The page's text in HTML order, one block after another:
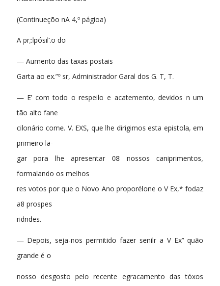
(Continueçõo nA 4,º págioa)
A pr;:lpósil’.o do
— Aumento das taxas postais
Garta ao ex.”º sr, Administrador Garal dos G. T, T.
— E’ com todo o respeilo e acatemento, devidos n um
tão alto fane
cilonário come. V. EXS, que lhe dirigimos esta epistola, em
primeiro la-
gar pora lhe apresentar 08 nossos caniprimentos,
formalando os melhos
res votos por que o Novo Ano proporélone o V Ex,* fodaz
a8 prospes
ridndes.
— Depois, seja-nos permitido fazer senilr a V Ex” quão
grande é o
nosso desgosto pelo recente egracamento das tóxos